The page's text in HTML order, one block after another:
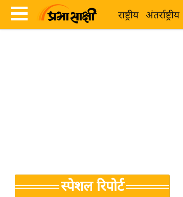
राष्ट्रीय अंतर्राष्ट्रीय
Breaking
News in
जगत
स्पेशल रिपोर्ट